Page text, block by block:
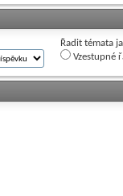
Řadit témata
Vzestupné